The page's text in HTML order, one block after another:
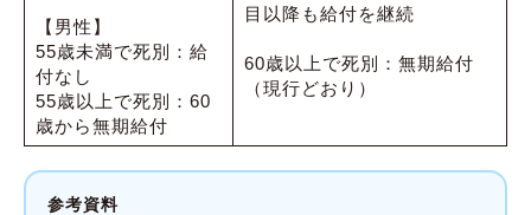
【男性】
55歳未満で死別：給
付なし
55歳以上で死別：60
歳から無期給付
目以降も給付を継続
60歳以上で死別：無期給付
（現行どおり）
参考資料